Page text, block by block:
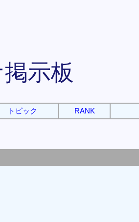
示板
トピック RANK